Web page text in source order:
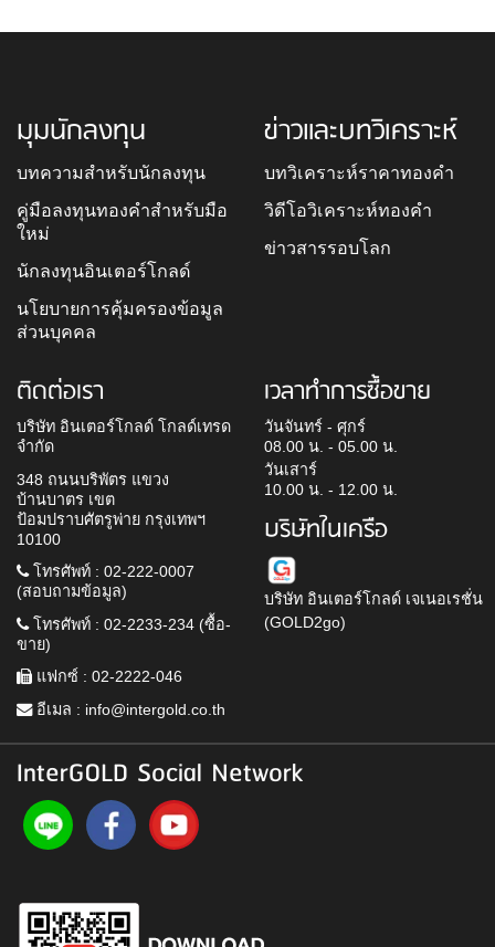
มุมนักลงทุน
บทความสำหรับนักลงทุน
คู่มือลงทุนทองคำสำหรับมือ
ใหม่
นักลงทุนอินเตอร์โกลด์
นโยบายการคุ้มครองข้อมูล
ส่วนบุคคล
ข่าวและบทวิเคราะห์
บทวิเคราะห์ราคาทองคำ
วิดีโอวิเคราะห์ทองคำ
ข่าวสารรอบโลก
ติดต่อเรา
บริษัท อินเตอร์โกลด์ โกลด์เทรด
จำกัด
348 ถนนบริพัตร แขวง
บ้านบาตร เขต
ป้อมปราบศัตรูพ่าย กรุงเทพฯ
10100
โทรศัพท์ : 02-222-0007
(สอบถามข้อมูล)
โทรศัพท์ : 02-2233-234 (ซื้อ-
ขาย)
แฟกซ์ : 02-2222-046
อีเมล : info@intergold.co.th
เวลาทำการซื้อขาย
วันจันทร์ - ศุกร์
08.00 น. - 05.00 น.
วันเสาร์
10.00 น. - 12.00 น.
บริษัทในเครือ
บริษัท อินเตอร์โกลด์ เจเนอเรชั่น
(GOLD2go)
InterGOLD Social Network